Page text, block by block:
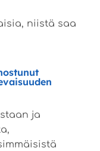
niistä saa
ja